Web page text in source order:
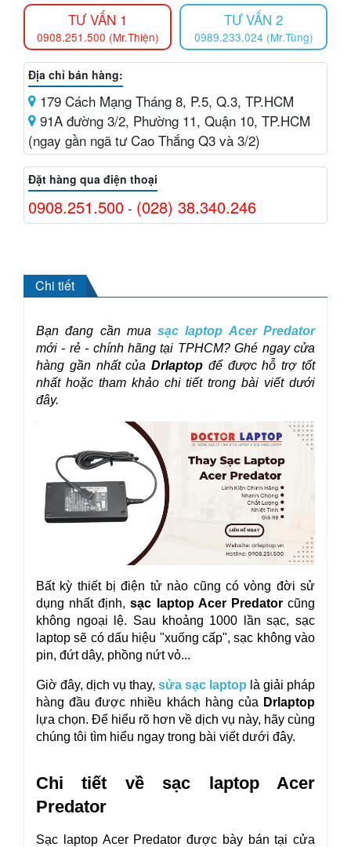
TƯ VẤN 1
0908.251.500 (Mr.Thiện)
TƯ VẤN 2
0989.233.024 (Mr.Tùng)
Địa chỉ bán hàng:
179 Cách Mạng Tháng 8, P.5, Q.3, TP.HCM
91A đường 3/2, Phường 11, Quận 10, TP.HCM
(ngay gần ngã tư Cao Thắng Q3 và 3/2)
Đặt hàng qua điện thoại
0908.251.500 - (028) 38.340.246
Chi tiết
Bạn đang cần mua sạc laptop Acer Predator
mới - rẻ - chính hãng tại TPHCM? Ghé ngay cửa
hàng gần nhất của Drlaptop để được hỗ trợ tốt
nhất hoặc tham khảo chi tiết trong bài viết dưới
đây.
Bất kỳ thiết bị điện tử nào cũng có vòng đời sử
dụng nhất định, sạc laptop Acer Predator cũng
không ngoại lệ. Sau khoảng 1000 lần sạc, sạc
laptop sẽ có dấu hiệu "xuống cấp", sạc không vào
pin, đứt dây, phồng nứt vỏ...
Giờ đây, dịch vụ thay, sửa sạc laptop là giải pháp
hàng đầu được nhiều khách hàng của
lựa chọn. Để hiểu rõ hơn về dịch vụ này, hãy cùng
chúng tôi tìm hiểu ngay trong bài viết dưới đây.
Chi tiết về sạc laptop Acer
Predator
Sạc laptop Acer Predator được bày bán tại cửa